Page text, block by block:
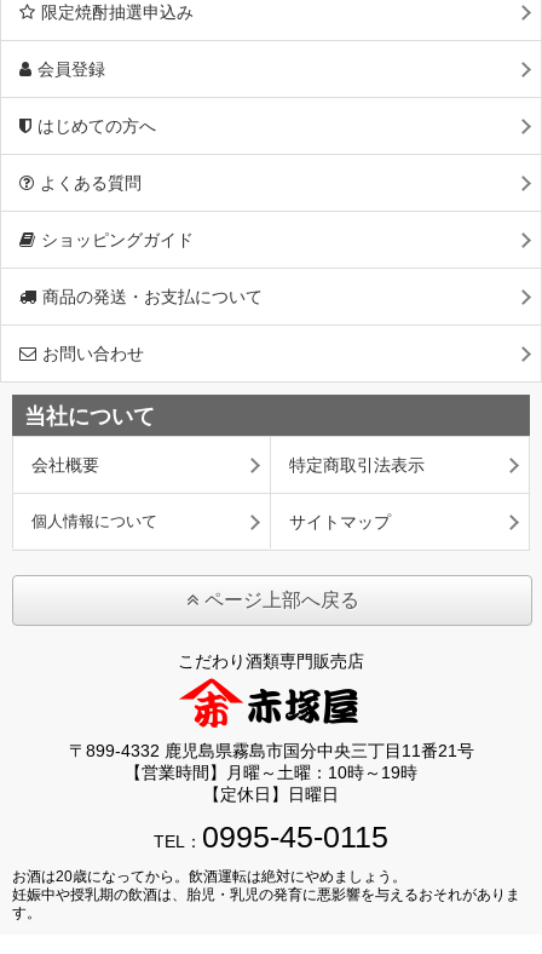
限定焼酎抽選申込み
会員登録
はじめての方へ
よくある質問
ショッピングガイド
商品の発送・お支払について
お問い合わせ
当社について
会社概要 特定商取引法表示
個人情報について サイトマップ
ページ上部へ戻る
こだわり酒類専門販売店
〒899-4332 鹿児島県霧島市国分中央三丁目11番21号
【営業時間】月曜～土曜：10時～19時
【定休日】日曜日
TEL： 0995-45-0115
お酒は20歳になってから。飲酒運転は絶対にやめましょう。
妊娠中や授乳期の飲酒は、胎児・乳児の発育に悪影響を与えるおそれがありま
す。